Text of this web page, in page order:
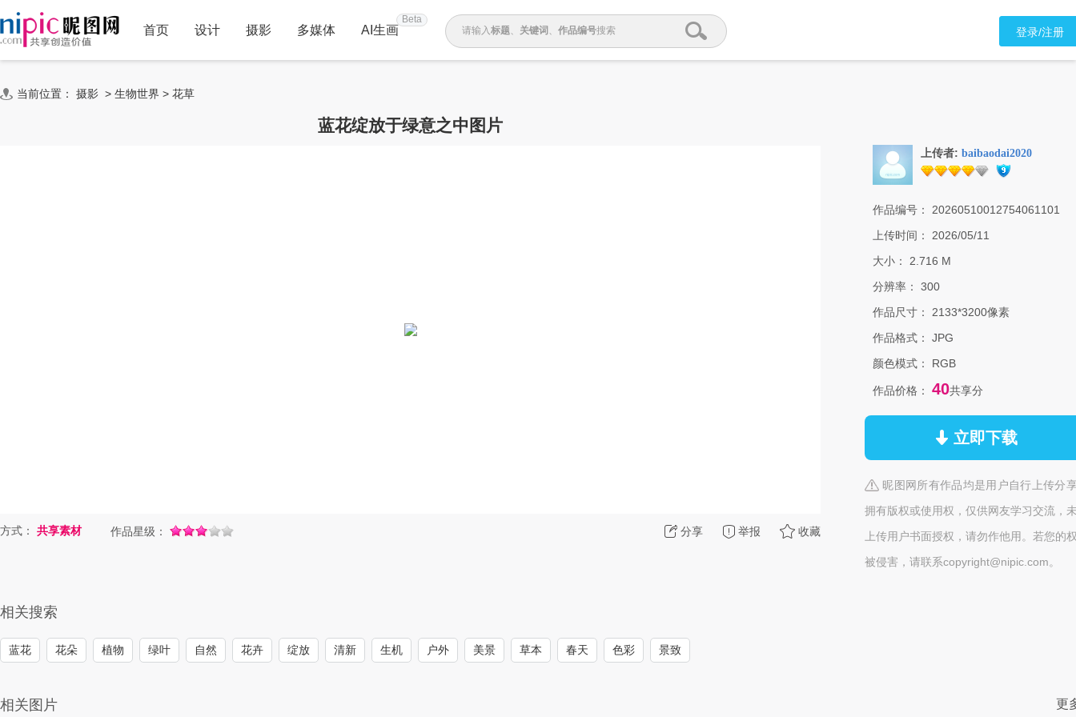
首页 设计 摄影 多媒体 AI生画
Beta
请输入标题、 关键词 、 作品编号搜索 登录/注册
当前位置： 摄影 > 生物世界 > 花草
蓝花绽放于绿意之中图片
分享 举报 收藏
方式： 共享素材 作品星级：
上传者: baibaodai2020
作品编号：
20260510012754061101
上传时间：
2026/05/11
大小：
2.716 M
分辨率：
300
作品尺寸：
2133*3200像素
作品格式：
JPG
颜色模式：
RGB
作品价格： 40共享分
立即下载
昵图网所有作品均是用户自行上传分
拥有版权或使用权，仅供网友学习交流，
上传用户书面授权，请勿作他用。若您的
被侵害，请联系copyright@nipic.com。
相关搜索
蓝花 花朵 植物 绿叶 自然 花卉 绽放 清新 生机 户外 美景 草本 春天 色彩 景致
相关图片 更